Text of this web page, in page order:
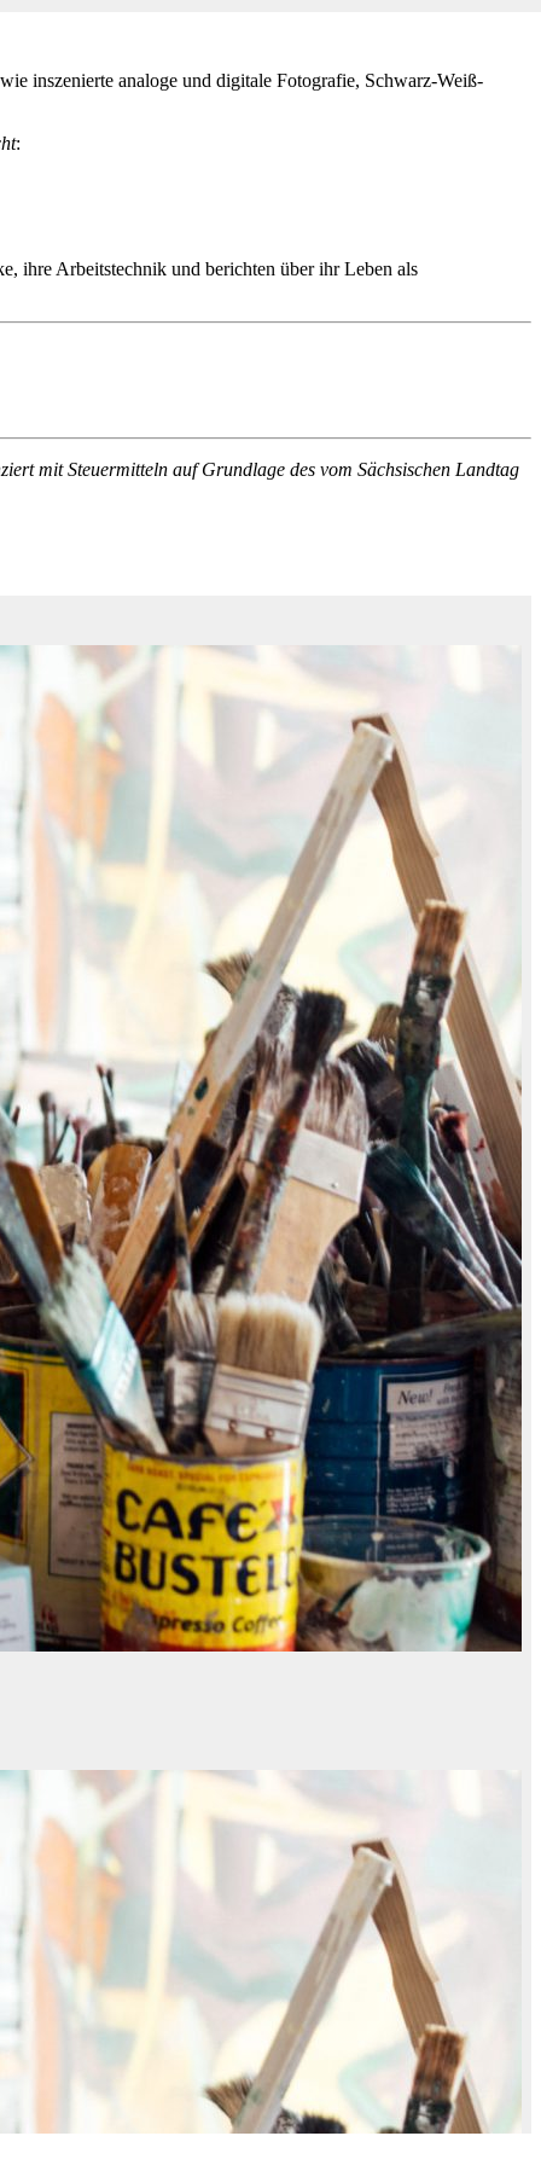
inszenierte analoge und digitale Fotografie, Schwarz-Weiß-
:
ihre Arbeitstechnik und berichten über ihr Leben als
mit Steuermitteln auf Grundlage des vom Sächsischen Landtag